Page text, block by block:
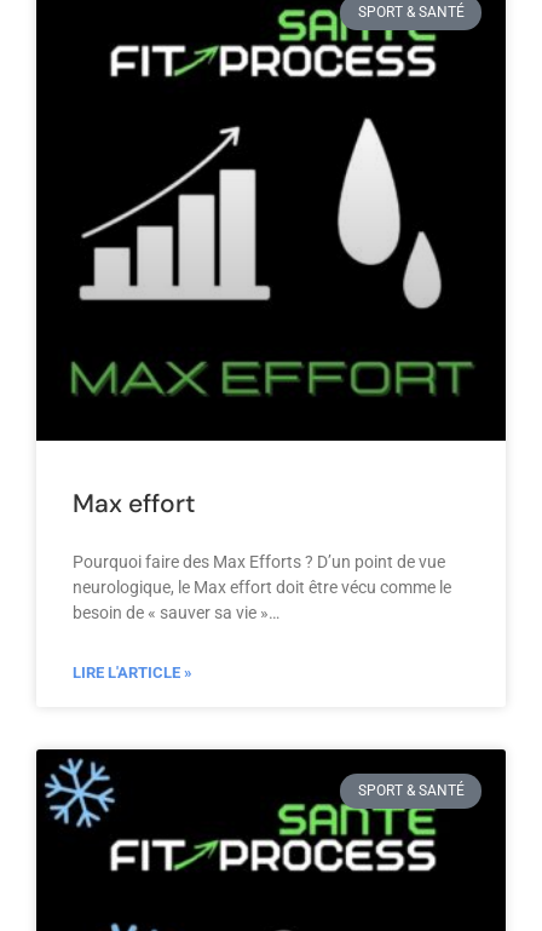
SPORT & SANTÉ
Max effort
Pourquoi faire des Max Efforts ? D’un point de vue
neurologique, le Max effort doit être vécu comme le
besoin de « sauver sa vie »…
LIRE L'ARTICLE »
SPORT & SANTÉ